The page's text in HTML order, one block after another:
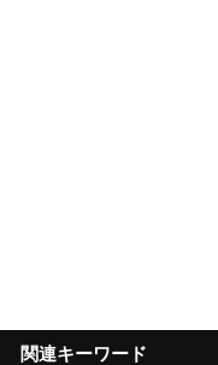
関連キーワード